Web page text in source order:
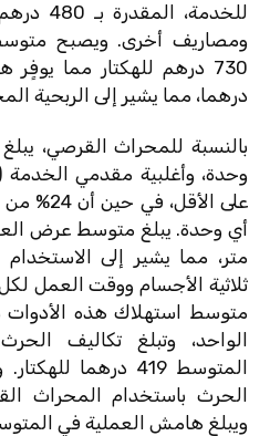
ومصاريف أخرى. ويصبح
درهما، مما يشير إلى الربحية
على
متر، مما يشير إلى
الواحد، وتبلغ تكاليف
المتوسط ​​419
ويبلغ هامش العملية في المتوسط ​​203 درهم